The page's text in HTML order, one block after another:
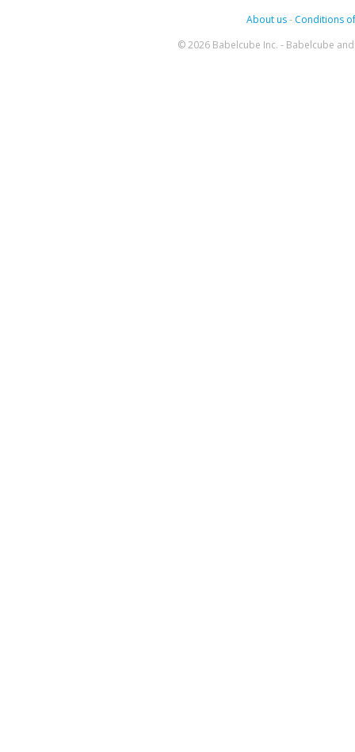
About us- Conditions
© 2026 Babelcube Inc. - Babelcube